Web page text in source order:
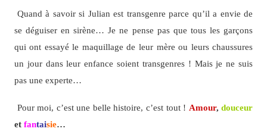
Quand à savoir si Julian est transgenre parce qu’il a envie de
se déguiser en sirène… Je ne pense pas que tous les garçons
qui ont essayé le maquillage de leur mère ou leurs chaussures
un jour dans leur enfance soient transgenres ! Mais je ne suis
pas une experte…
Pour moi, c’est une belle histoire, c’est tout ! Amour,douceur
et fantaisie…